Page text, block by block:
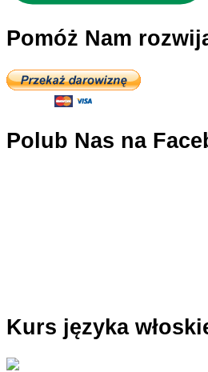
Pomóż Nam
Polub Nas na
Kurs języka